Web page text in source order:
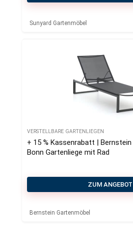
Sunyard Gartenmöbel
VERSTELLBARE GARTENLIEGEN
+ 15 % Kassenrabatt | Bernstein
Bonn Gartenliege mit Rad
ZUM ANGEBOT
Bernstein Gartenmöbel